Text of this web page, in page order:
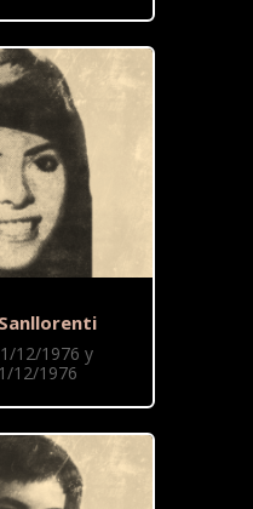
12/1976 y
12/1976